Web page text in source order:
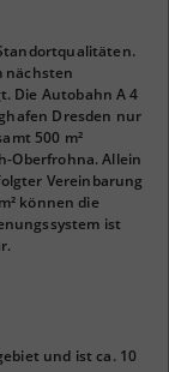
nächsten
Die Autobahn A 4
Dresden nur
500 m²
Oberfrohna. Allein
Vereinbarung
können die
ist
und ist ca. 10